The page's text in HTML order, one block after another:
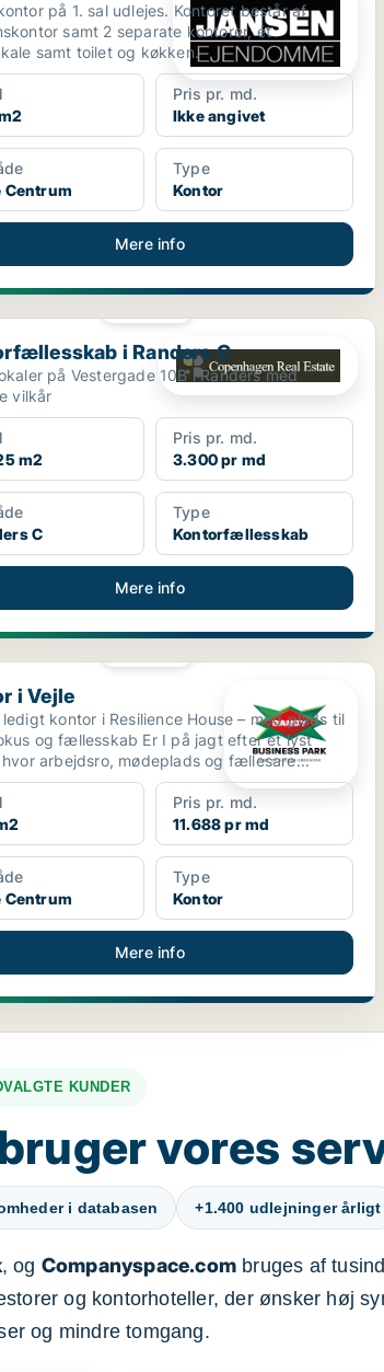
på 1. sal udlejes. Kontoret består af
samt 2 separate kontorer, ét
samt toilet og køkken.
Pris pr. md.
Ikke angivet
Centrum
Type
Kontor
Mere info
i Randers C
i Randers C
på Vestergade 10B i Randers med
vilkår
m2
Pris pr. md.
3.300 pr md
C
Type
Kontorfællesskab
Mere info
i Vejle
ledigt kontor i Resilience House – med plads til
fællesskab Er I på jagt efter et lyst
arbejdsro, mødeplads og fællesare...
Pris pr. md.
11.688 pr md
Centrum
Type
Kontor
Mere info
KUNDER
vores
i databasen +1.400 udlejninger årligt
, og Companyspace.combruges af
og kontorhoteller, der ønsker høj
og mindre tomgang.